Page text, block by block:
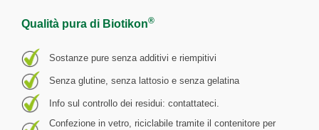
Qualità pura di Biotikon®
Sostanze pure senza additivi e riempitivi
Senza glutine, senza lattosio e senza gelatina
Info sul controllo dei residui: contattateci.
Confezione in vetro, riciclabile tramite il contenitore per